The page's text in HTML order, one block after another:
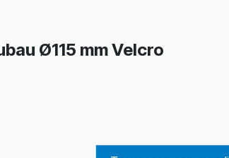
Ø115 mm Velcro